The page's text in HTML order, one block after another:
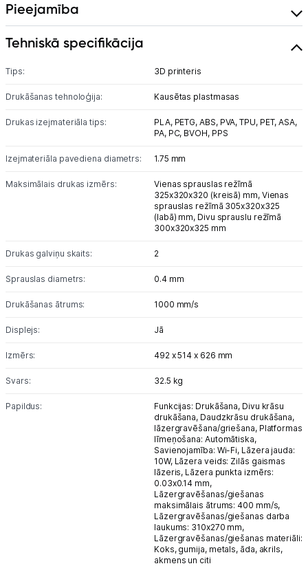
Piegāde un apmaksa
Tehnikas izvešana
Uzņēmumiem
Tet pakalpojumi
Pieejamība
Tehniskā specifikācija
Tips: 3D printeris
Drukāšanas tehnoloģija: Kausētas plastmasas
Drukas izejmateriāla tips: PLA, PETG,ABS, PVA,TPU, PET,ASA,
PA, PC, BVOH, PPS
Izejmateriāla pavediena diametrs: 1.75 mm
Maksimālais drukas izmērs:
Vienas sprauslas režīmā
325x320x320 (kreisā) mm, Vienas
sprauslas režīmā 305x320x325
(labā) mm, Divu sprauslu režīmā
300x320x325 mm
Drukas galviņu skaits: 2
Sprauslas diametrs: 0.4 mm
Drukāšanas ātrums: 1000 mm/s
Displejs: Jā
Izmērs: 492 x 514 x 626 mm
Svars: 32.5 kg
Papildus:
Funkcijas: Drukāšana, Divu krāsu
drukāšana, Daudzkrāsu drukāšana,
lāzergravēšana/griešana, Platformas
līmeņošana: Automātiska,
Savienojamība: Wi-Fi, Lāzera jauda:
10W, Lāzera veids: Zilās gaismas
lāzeris, Lāzera punkta izmērs:
0.03x0.14 mm,
Lāzergravēšanas/giešanas
maksimālais ātrums: 400 mm/s,
Lāzergravēšanas/giešanas darba
laukums: 310x270 mm,
Lāzergravēšanas/giešanas materiāli:
Koks, gumija, metals, āda, akrils,
akmens un citi